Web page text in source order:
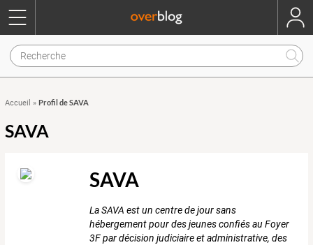
Accueil » Profil de SAVA
SAVA
SAVA
La SAVA est un centre de jour sans
hébergement pour des jeunes confiés au Foyer
3F par décision judiciaire et administrative, des